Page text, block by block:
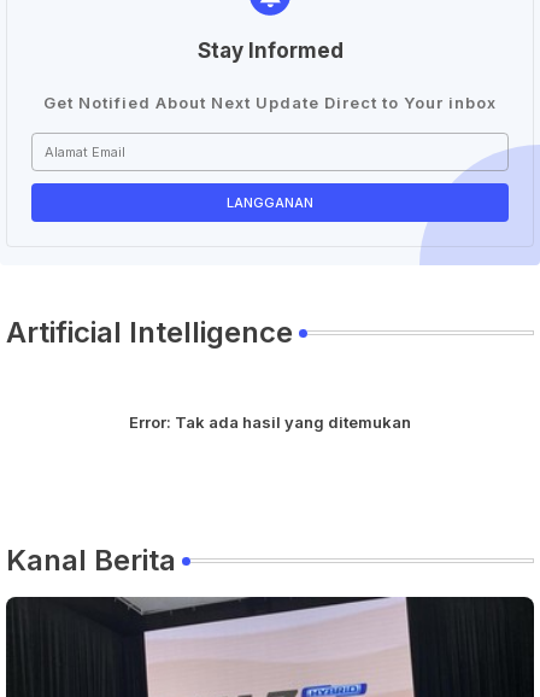
Stay Informed
Get Notified About Next Update Direct to Your inbox
Artificial Intelligence
Error: Tak ada hasil yang ditemukan
Kanal Berita